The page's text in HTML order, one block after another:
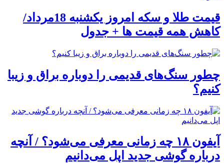
قیمت طلا و سکه امروز یکشنبه 18مرداد/
کاهش همه قیمت ها + جدول
چطور سنگ‌های قدیمی را دوباره براق و زیبا
کنیم؟
آیفون ۱۸ چه زمانی معرفی می‌شود؟ / آنچه
درباره گوشی جدید اپل می‌دانیم